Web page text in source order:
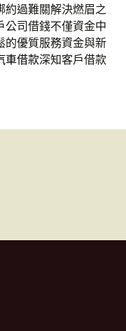
約過難關解決燃眉之
公司借錢不僅資金中
的優質服務資金與新
車借款深知客戶借款